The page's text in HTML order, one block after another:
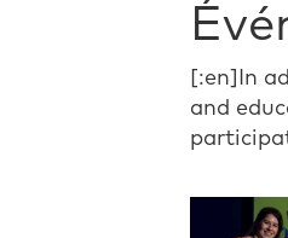
[:en]In
and